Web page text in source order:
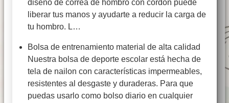
diseño de correa de hombro con cordón puede
liberar tus manos y ayudarte a reducir la carga de
tu hombro. L…
Bolsa de entrenamiento material de alta calidad
Nuestra bolsa de deporte escolar está hecha de
tela de nailon con características impermeables,
resistentes al desgaste y duraderas. Para que
puedas usarlo como bolso diario en cualquier